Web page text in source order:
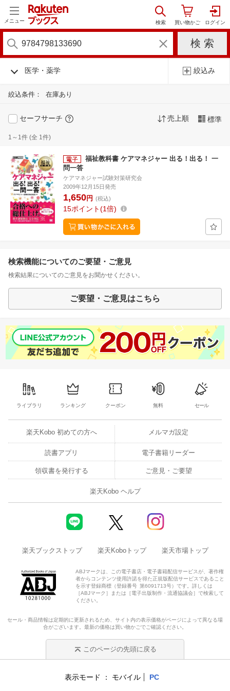
メニュー
医学・薬学 絞込み
絞込条件： 在庫あり
セーフサーチ 売上順 標準
1～1件 (全 1件)
福祉教科書 ケアマネジャー 出る！出る！ 一
問一答
ケアマネジャー試験対策研究会
2009年12月15日発売
1,650円 (税込)
15ポイント 1倍
検索機能についてのご要望・ご意見
検索結果についてのご意見をお聞かせください。
ご要望・ご意見はこちら
ライブラリ ランキング クーポン 無料 セール
楽天Kobo 初めての方へ メルマガ設定
読書アプリ 電子書籍リーダー
領収書を発行する ご意見・ご要望
楽天Kobo ヘルプ
楽天ブックストップ 楽天Koboトップ 楽天市場トップ
ABJマークは、この電子書店・電子書籍配信サービスが、著作権
者からコンテンツ使用許諾を得た正規版配信サービスであること
を示す登録商標（登録番号 第6091713号）です。詳しくは
［ABJマーク］または［電子出版制作・流通協議会］で検索して
ください。
セール・商品情報は定期的に更新されるため、サイト内の表示価格がページによって異なる場
合がございます。最新の価格は買い物かごでご確認ください。
このページの先頭に戻る
表示モード モバイル PC